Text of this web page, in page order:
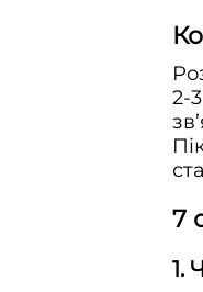
2-
7
1.